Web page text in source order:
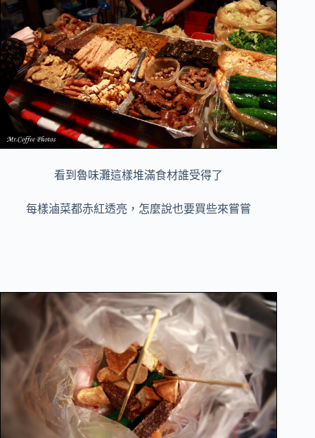
看到魯味灘這樣堆滿食材誰受得了
每樣滷菜都赤紅透亮，怎麼說也要買些來嘗嘗